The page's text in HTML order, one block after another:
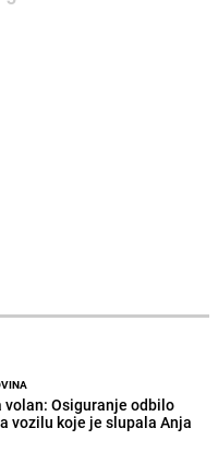
volan: Osiguranje odbilo
vozilu koje je slupala Anja